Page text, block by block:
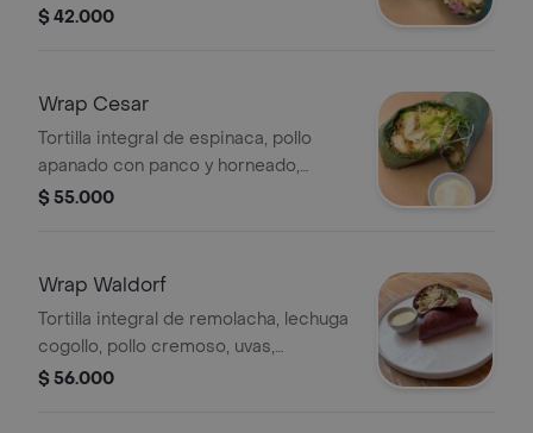
sin aditivos ni inyecciones, tzatziki,
$ 42.000
Wrap Cesar
Tortilla integral de espinaca, pollo
apanado con panco y horneado,
lechuga cogollo, aguacate, mayonesa
$ 55.000
Wrap Waldorf
Tortilla integral de remolacha, lechuga
cogollo, pollo cremoso, uvas,
manzana, dátiles, apio y mayonesa de
$ 56.000